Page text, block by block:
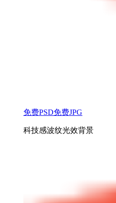
免费PSD免费JPG
科技感波纹光效背景